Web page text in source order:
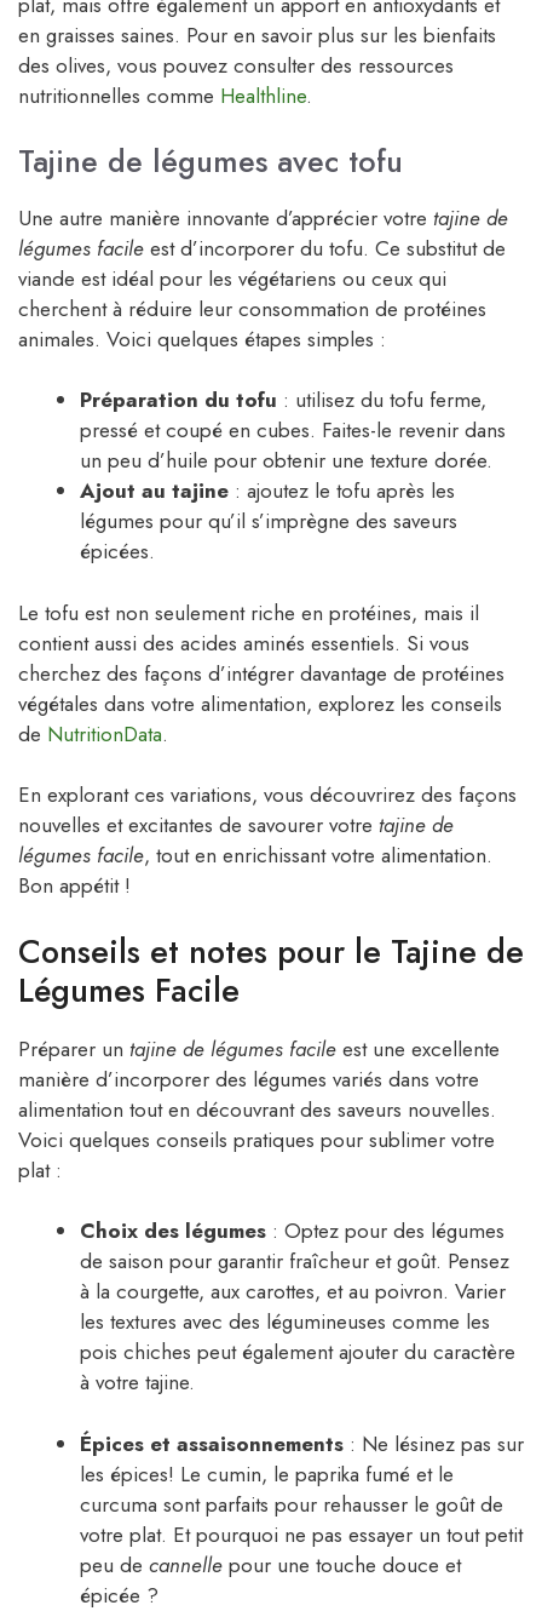
en graisses saines. Pour en savoir plus sur les bienfaits
des olives, vous pouvez consulter des ressources
nutritionnelles comme Healthline.
Tajine de légumes avec tofu
Une autre manière innovante d’apprécier votre tajine de
légumes facile est d’incorporer du tofu. Ce substitut de
viande est idéal pour les végétariens ou ceux qui
cherchent à réduire leur consommation de protéines
animales. Voici quelques étapes simples :
Préparation du tofu : utilisez du tofu ferme,
pressé et coupé en cubes. Faites-le revenir dans
un peu d’huile pour obtenir une texture dorée.
Ajout au tajine : ajoutez le tofu après les
légumes pour qu’il s’imprègne des saveurs
épicées.
Le tofu est non seulement riche en protéines, mais il
contient aussi des acides aminés essentiels. Si vous
cherchez des façons d’intégrer davantage de protéines
végétales dans votre alimentation, explorez les conseils
de NutritionData.
En explorant ces variations, vous découvrirez des façons
nouvelles et excitantes de savourer votre tajine de
légumes facile, tout en enrichissant votre alimentation.
Bon appétit !
Conseils et notes pour le Tajine de
Légumes Facile
Préparer un tajine de légumes facile est une excellente
manière d’incorporer des légumes variés dans votre
alimentation tout en découvrant des saveurs nouvelles.
Voici quelques conseils pratiques pour sublimer votre
plat :
Choix des légumes : Optez pour des légumes
de saison pour garantir fraîcheur et goût. Pensez
à la courgette, aux carottes, et au poivron. Varier
les textures avec des légumineuses comme les
pois chiches peut également ajouter du caractère
à votre tajine.
Épices et assaisonnements : Ne lésinez pas sur
les épices! Le cumin, le paprika fumé et le
curcuma sont parfaits pour rehausser le goût de
votre plat. Et pourquoi ne pas essayer un tout petit
peu de cannelle pour une touche douce et
épicée ?